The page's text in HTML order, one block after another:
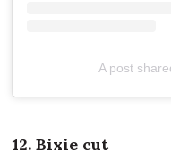
A post
12. Bixie cut